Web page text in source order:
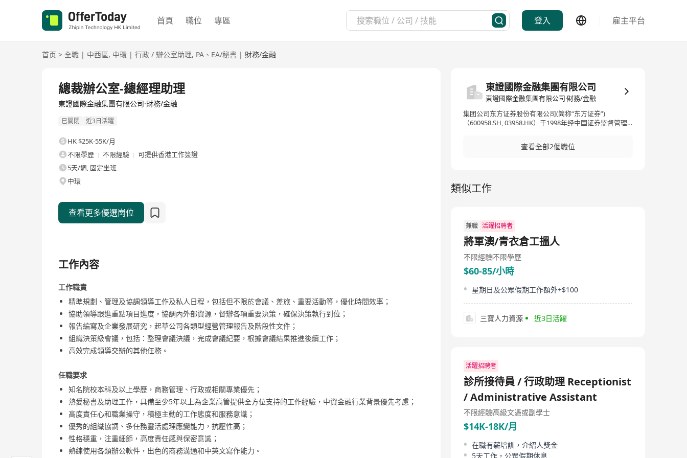
首頁 職位 專區 登入 雇主平台
首页 > 全職 | 中西區, 中環 | 行政 / 辦公室助理, PA、EA/秘書 | 財務/金融
總裁辦公室-總經理助理
東證國際金融集團有限公司·財務/金融
已關閉 近3日活躍
HK $25K-55K/月
不限學歷
不限經驗
可提供香港工作簽證
5天/週, 固定坐班
中環
查看更多優選崗位
工作內容
工作職責
精準規劃、管理及協調領導工作及私人日程，包括但不限於會議、差旅、重要活動等，優化時間效率；
協助領導跟進重點項目進度，協調內外部資源，督辦各項重要決策，確保決策執行到位；
報告編寫及企業發展研究，起草公司各類型經營管理報告及階段性文件；
組織決策級會議，包括：整理會議決議，完成會議紀要，根據會議結果推進後續工作；
高效完成領導交辦的其他任務。
任職要求
知名院校本科及以上學歷，商務管理、行政或相關專業優先；
熱愛秘書及助理工作，具備至少5年以上為企業高管提供全方位支持的工作經驗，中資金融行業背景優先考慮；
高度責任心和職業操守，積極主動的工作態度和服務意識；
優秀的組織協調、多任務靈活處理應變能力，抗壓性高；
性格穩重，注重細節，高度責任感與保密意識；
熟練使用各類辦公軟件，出色的商務溝通和中英文寫作能力。
東證國際金融集團有限公司
東證國際金融集團有限公司·財務/金融
集团公司东方证券股份有限公司(简称“东方证券”)
（600958.SH, 03958.HK）于1998年经中国证券监督管理
管理、理财、投行、投资咨询及证券研究等金融服务。
2010年东方证券在香港设立全资子公司东方金融控股(香
2016年向下增设东证国际金融集团有限公司（以下简称“东
证国际”），同时东方金控辖下设东证科技（深圳）有限公
堡，下设东方证券（香港）有限公司、东方期货（香港）
（香港）有限公司、东方信贷财务（香港）有限公司，持
有香港证券及期货事务监察委员会发出的第1、2、4、6、
9类牌照，开展证券经纪业务、期货经纪业务、资产管理业
务、投资银行业务、融资融券业务等。 东方金控及东证国
营理念，以卓越的专业水准和诚信的行业精神为根本，锐
效的交易平台和专业便捷的跨境金融服务。
查看全部2個職位
類似工作
兼職 活躍招聘者
將軍澳/青衣倉工搵人
不限經驗不限學歷
$60-85/小時
星期日及公眾假期工作額外+$100
三寶人力資源 近3日活躍
活躍招聘者
診所接待員 / 行政助理 Receptionist
/ Administrative Assistant
不限經驗高級文憑或副學士
$14K-18K/月
在職有薪培訓，介紹人獎金
5天工作，公眾假期休息